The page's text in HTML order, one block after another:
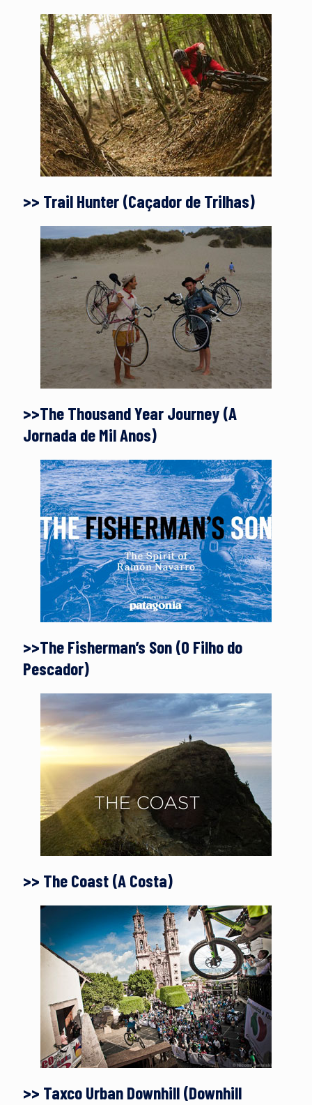
>> Trail Hunter (Caçador de Trilhas)
>>The Thousand Year Journey (A
Jornada de Mil Anos)
>>The Fisherman’s Son (O Filho do
Pescador)
>> The Coast (A Costa)
>> Taxco Urban Downhill (Downhill